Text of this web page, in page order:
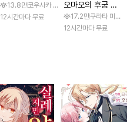
13.8만코우사카 리토 / 아기토기 아쿠미
12시간마다 무료
오마오의 후궁 수
수께끼 풀이수첩)
17.2만쿠라타 미노
12시간마다 무료